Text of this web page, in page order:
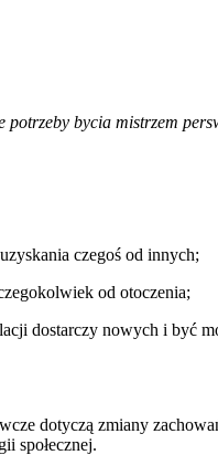
bycia mistrzem
czegoś od innych;
od otoczenia;
dostarczy nowych i być
dotyczą zmiany
społecznej.